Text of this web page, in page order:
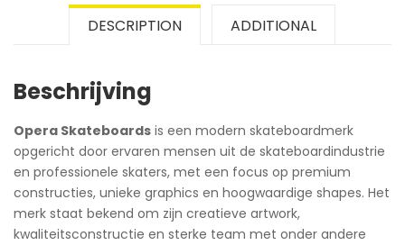
DESCRIPTION ADDITIONAL
Beschrijving
Opera Skateboards is een modern skateboardmerk
opgericht door ervaren mensen uit de skateboardindustrie
en professionele skaters, met een focus op premium
constructies, unieke graphics en hoogwaardige shapes. Het
merk staat bekend om zijn creatieve artwork,
kwaliteitsconstructie en sterke team met onder andere